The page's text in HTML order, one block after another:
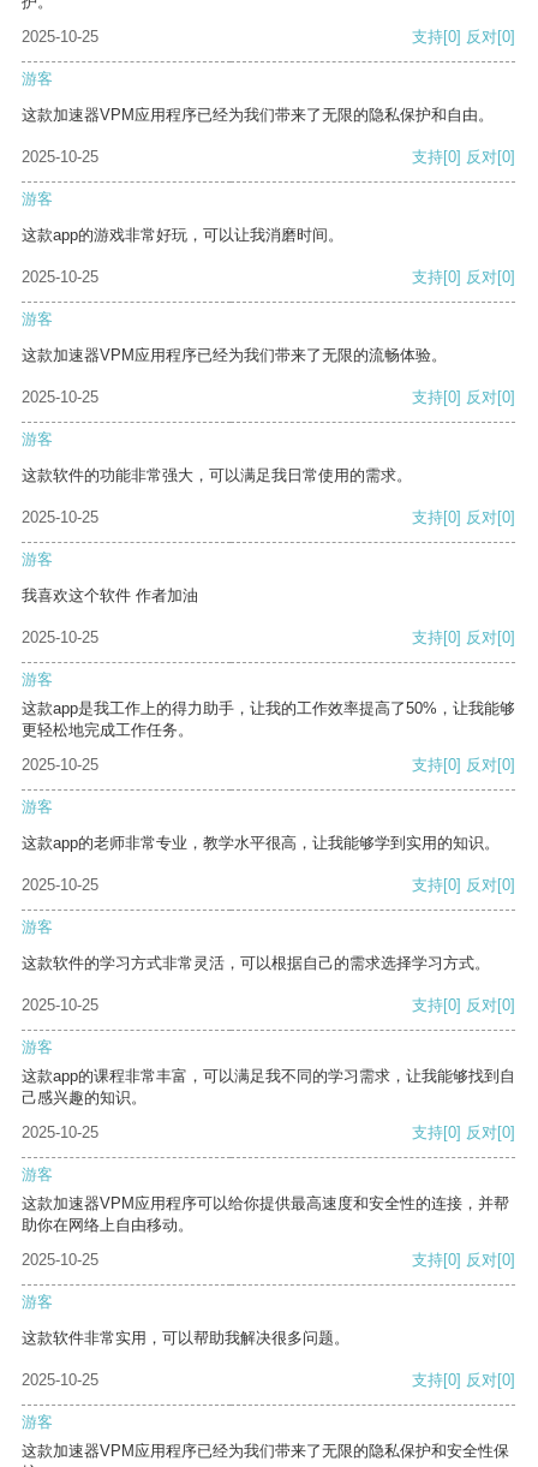
2025-10-25
支持[0] 反对[0]
游客
这款加速器VPM应用程序已经为我们带来了无限的隐私保护和自由。
2025-10-25 支持[0] 反对[0]
游客
这款app的游戏非常好玩，可以让我消磨时间。
2025-10-25 支持[0] 反对[0]
游客
这款加速器VPM应用程序已经为我们带来了无限的流畅体验。
2025-10-25 支持[0] 反对[0]
游客
这款软件的功能非常强大，可以满足我日常使用的需求。
2025-10-25 支持[0] 反对[0]
游客
我喜欢这个软件 作者加油
2025-10-25 支持[0] 反对[0]
游客
这款app是我工作上的得力助手，让我的工作效率提高了50%，让我能够
更轻松地完成工作任务。
2025-10-25
支持[0] 反对[0]
游客
这款app的老师非常专业，教学水平很高，让我能够学到实用的知识。
2025-10-25 支持[0] 反对[0]
游客
这款软件的学习方式非常灵活，可以根据自己的需求选择学习方式。
2025-10-25 支持[0] 反对[0]
游客
这款app的课程非常丰富，可以满足我不同的学习需求，让我能够找到自
己感兴趣的知识。
2025-10-25
支持[0] 反对[0]
游客
这款加速器VPM应用程序可以给你提供最高速度和安全性的连接，并帮
助你在网络上自由移动。
2025-10-25
支持[0] 反对[0]
游客
这款软件非常实用，可以帮助我解决很多问题。
2025-10-25 支持[0] 反对[0]
游客
这款加速器VPM应用程序已经为我们带来了无限的隐私保护和安全性保